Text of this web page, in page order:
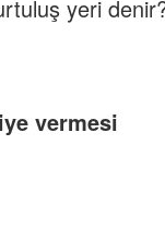
yeri
vermesi